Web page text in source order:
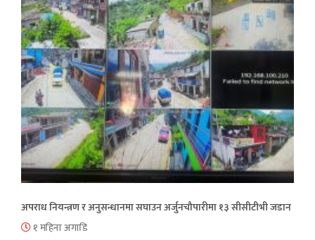
अपराध नियन्त्रण र अनुसन्धानमा सघाउन अर्जुनचौपारीमा १३ सीसीटीभी जडान
१ महिना अगाडि